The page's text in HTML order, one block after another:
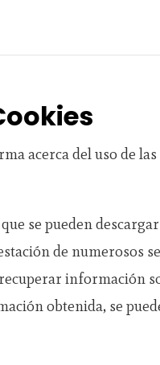
acerca del uso de
se pueden
de numerosos
información
obtenida, se